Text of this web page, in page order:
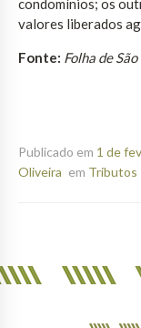
condomínios; os
valores liberados
Fonte: Folha de
Publicado em 1 de
Oliveira em Tributos